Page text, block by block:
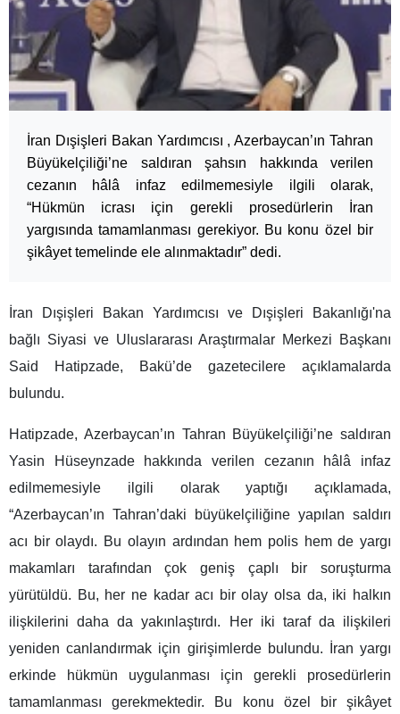
İran Dışişleri Bakan Yardımcısı , Azerbaycan’ın Tahran
Büyükelçiliği’ne saldıran şahsın hakkında verilen
cezanın hâlâ infaz edilmemesiyle ilgili olarak,
“Hükmün icrası için gerekli prosedürlerin İran
yargısında tamamlanması gerekiyor. Bu konu özel bir
şikâyet temelinde ele alınmaktadır” dedi.
İran Dışişleri Bakan Yardımcısı ve Dışişleri Bakanlığı'na
bağlı Siyasi ve Uluslararası Araştırmalar Merkezi Başkanı
Said Hatipzade, Bakü’de gazetecilere açıklamalarda
bulundu.
Hatipzade, Azerbaycan’ın Tahran Büyükelçiliği’ne saldıran
Yasin Hüseynzade hakkında verilen cezanın hâlâ infaz
edilmemesiyle ilgili olarak yaptığı açıklamada,
“Azerbaycan’ın Tahran’daki büyükelçiliğine yapılan saldırı
acı bir olaydı. Bu olayın ardından hem polis hem de yargı
makamları tarafından çok geniş çaplı bir soruşturma
yürütüldü. Bu, her ne kadar acı bir olay olsa da, iki halkın
ilişkilerini daha da yakınlaştırdı. Her iki taraf da ilişkileri
yeniden canlandırmak için girişimlerde bulundu. İran yargı
erkinde hükmün uygulanması için gerekli prosedürlerin
tamamlanması gerekmektedir. Bu konu özel bir şikâyet